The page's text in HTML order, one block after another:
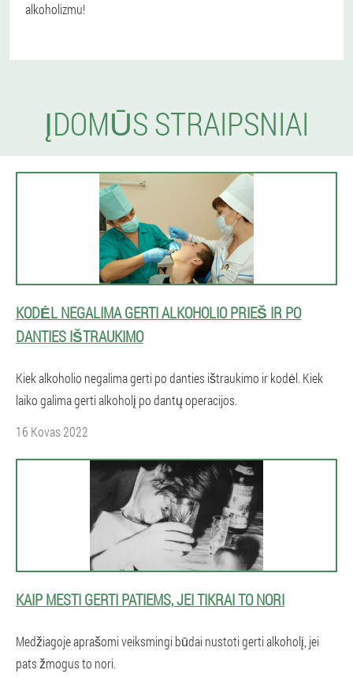
alkoholizmu!
ĮDOMŪS STRAIPSNIAI
KODĖL NEGALIMA GERTI ALKOHOLIO PRIEŠ IR PO
DANTIES IŠTRAUKIMO
Kiek alkoholio negalima gerti po danties ištraukimo ir kodėl. Kiek
laiko galima gerti alkoholį po dantų operacijos.
16 Kovas 2022
KAIP MESTI GERTI PATIEMS, JEI TIKRAI TO NORI
Medžiagoje aprašomi veiksmingi būdai nustoti gerti alkoholį, jei
pats žmogus to nori.